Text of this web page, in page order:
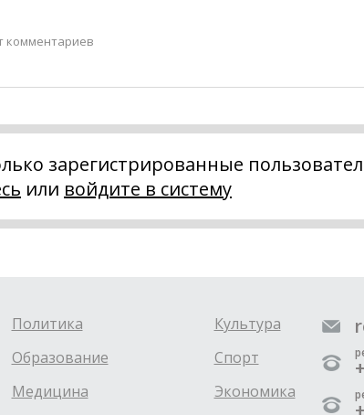
комментариев
зарегистрированные
или войдите в систему
Политика
Образование
Медицина
Культура
Спорт
Экономика